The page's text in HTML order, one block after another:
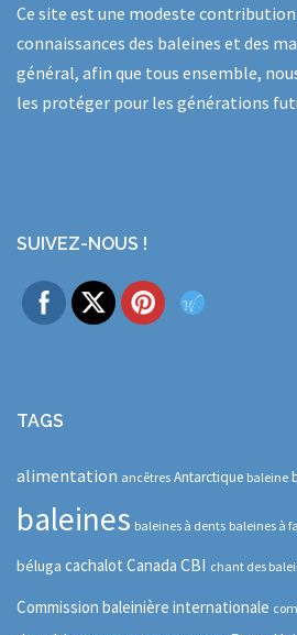
Ce site est une modeste
connaissances des baleines et des
général, afin que tous ensemble,
les protéger pour les générations
SUIVEZ-NOUS !
TAGS
alimentation ancêtres Antarctique baleine
baleines baleines à dents baleines à
béluga cachalot Canada CBI chant des
Commission baleinière internationale